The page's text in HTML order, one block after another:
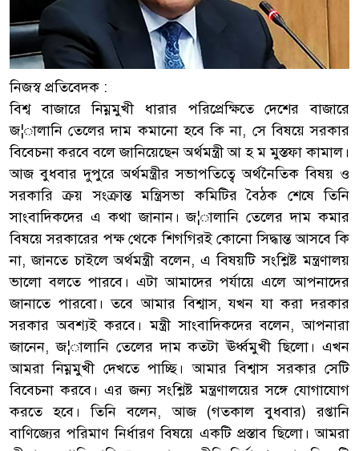
নিজস্ব প্রতিবেদক :
বিশ্ব বাজারে নিম্নমুখী ধারার পরিপ্রেক্ষিতে দেশের বাজারে
জ¦ালানি তেলের দাম কমানো হবে কি না, সে বিষয়ে সরকার
বিবেচনা করবে বলে জানিয়েছেন অর্থমন্ত্রী আ হ ম মুস্তফা কামাল।
আজ বুধবার দুপুরে অর্থমন্ত্রীর সভাপতিত্বে অর্থনৈতিক বিষয় ও
সরকারি ক্রয় সংক্রান্ত মন্ত্রিসভা কমিটির বৈঠক শেষে তিনি
সাংবাদিকদের এ কথা জানান। জ¦ালানি তেলের দাম কমার
বিষয়ে সরকারের পক্ষ থেকে শিগগিরই কোনো সিদ্ধান্ত আসবে কি
না, জানতে চাইলে অর্থমন্ত্রী বলেন, এ বিষয়টি সংশ্লিষ্ট মন্ত্রণালয়
ভালো বলতে পারবে। এটা আমাদের পর্যায়ে এলে আপনাদের
জানাতে পারবো। তবে আমার বিশ্বাস, যখন যা করা দরকার
সরকার অবশ্যই করবে। মন্ত্রী সাংবাদিকদের বলেন, আপনারা
জানেন, জ¦ালানি তেলের দাম কতটা ঊর্ধ্বমুখী ছিলো। এখন
আমরা নিম্নমুখী দেখতে পাচ্ছি। আমার বিশ্বাস সরকার সেটি
বিবেচনা করবে। এর জন্য সংশ্লিষ্ট মন্ত্রণালয়ের সঙ্গে যোগাযোগ
করতে হবে। তিনি বলেন, আজ (গতকাল বুধবার) রপ্তানি
বাণিজ্যের পরিমাণ নির্ধারণ বিষয়ে একটি প্রস্তাব ছিলো। আমরা